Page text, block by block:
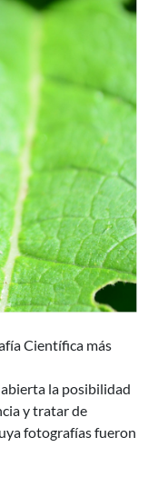
Científica más
la posibilidad
y tratar de
fotografías fueron